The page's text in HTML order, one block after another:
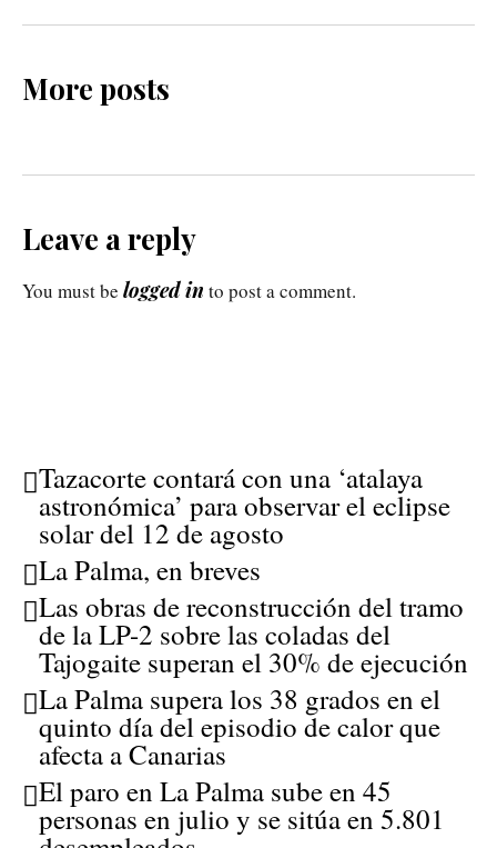
More posts
Leave a reply
You must be logged in to post a comment.
Tazacorte contará con una ‘atalaya
astronómica’ para observar el eclipse
solar del 12 de agosto
La Palma, en breves
Las obras de reconstrucción del tramo
de la LP-2 sobre las coladas del
Tajogaite superan el 30% de ejecución
La Palma supera los 38 grados en el
quinto día del episodio de calor que
afecta a Canarias
El paro en La Palma sube en 45
personas en julio y se sitúa en 5.801